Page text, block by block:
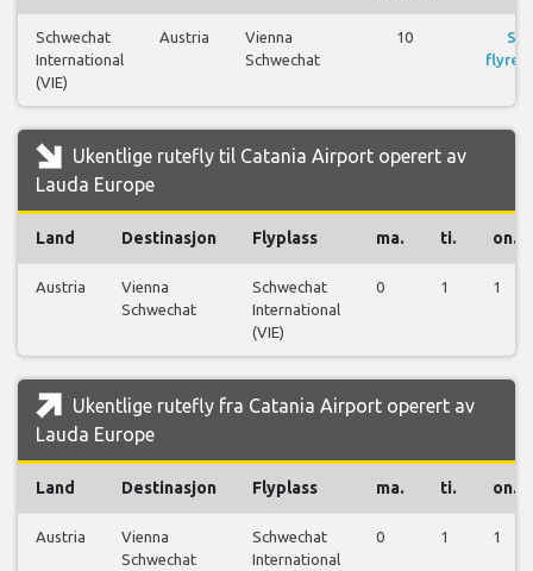
Schwechat
International
(VIE)
Austria
Vienna
Schwechat
10
Se
Ukentlige rutefly til Catania Airport operert av
Lauda Europe
Land Destinasjon Flyplass ma. ti. on.
Austria
Vienna
Schwechat
Schwechat
International
(VIE)
0 1 1
Ukentlige rutefly fra Catania Airport operert av
Lauda Europe
Land Destinasjon Flyplass ma. ti. on.
Austria
Vienna
Schwechat
Schwechat
International
0 1 1